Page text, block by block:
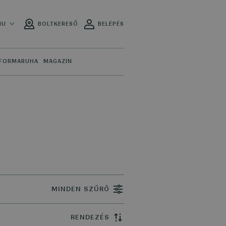
BOLTKERESŐ BELÉPÉS
MAGAZIN
MINDEN SZŰRŐ
RENDEZÉS